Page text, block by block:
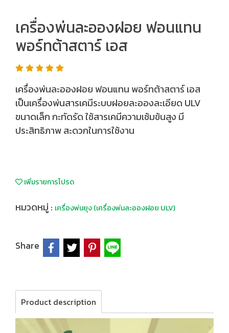
เครื่องพ่นละอองฝอย ฟอนแทน
พอร์ทต้าสตาร์ เอส
เครื่องพ่นละอองฝอย ฟอนแทน พอร์ทต้าสตาร์ เอส
เป็นเครื่องพ่นสารเคมีระบบฝอยละอองละเอียด ULV
ขนาดเล็ก กะทัดรัด ใช้สารเคมีความเช้มข้นสูง มี
ประสิทธิภาพ สะดวกในการใช้งาน
เพิ่มรายการโปรด
หมวดหมู่ : เครื่องพ่นยุง (เครื่องพ่นละอองฝอย ULV)
Share
Product description